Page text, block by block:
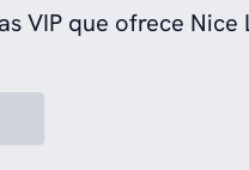
VIP que ofrece Nice